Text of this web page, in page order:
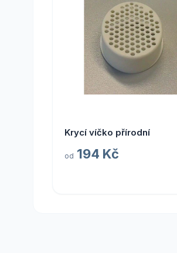
Krycí víčko přírodní
od 194 Kč